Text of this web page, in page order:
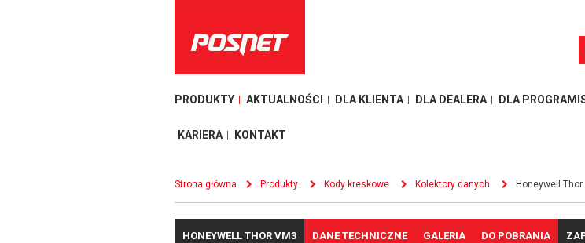
PRODUKTY AKTUALNOŚCI DLA KLIENTA DLA DEALERA DLA
KARIERA KONTAKT
Strona główna Produkty Kody kreskowe Kolektory danych Honeywell Thor
HONEYWELL THOR VM3 DANE TECHNICZNE GALERIA DO POBRANIA